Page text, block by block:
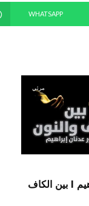
WHATSAPP
مرئي
الدكتور عدنان إبراهيم l بين الكاف